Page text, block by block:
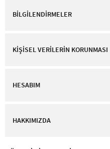
BİLGİLENDİRMELER
KİŞİSEL VERİLERİN KORUNMASI
HESABIM
HAKKIMIZDA